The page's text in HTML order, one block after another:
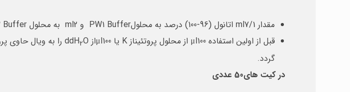
مقدار ml7/1 اتانول (96-100) درصد به محلولPW1 Buffer و ml2 به محلول PW2 Buffer اضافه کنید و سپس لیبل روی ظرف ها را علامت گذاری کنید.
قبل از اولین استفاده μl100 از محلول پروتئیناز K یا μl100از ddH
2
گردد.
در کیت های50 عددی